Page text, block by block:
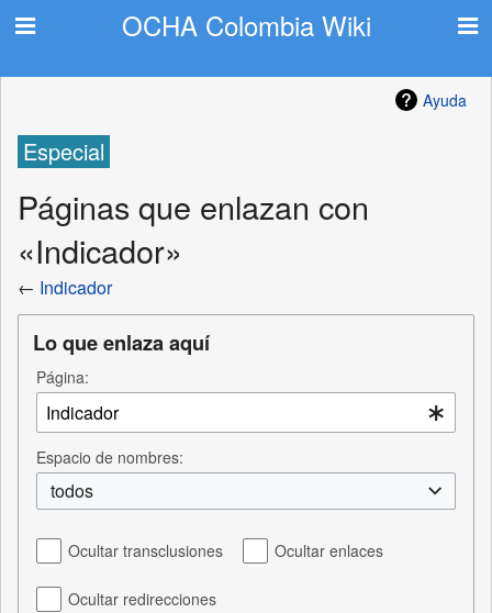
OCHA Colombia Wiki
Ayuda
Especial
Páginas que enlazan con
«Indicador»
← Indicador
Lo que enlaza aquí
Página:
Espacio de nombres:
todos
Ocultar transclusiones Ocultar enlaces
Ocultar redirecciones